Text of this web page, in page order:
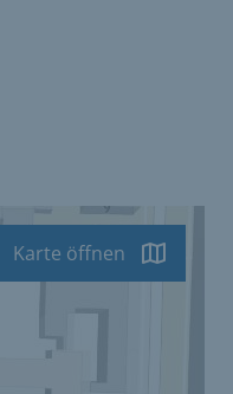
Karte öffnen